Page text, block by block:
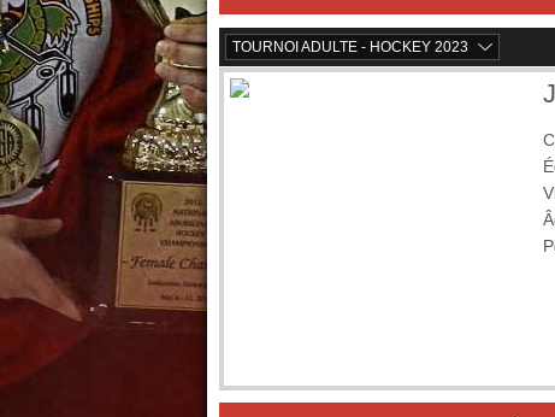
TOURNOI ADULTE - HOCKEY 2023